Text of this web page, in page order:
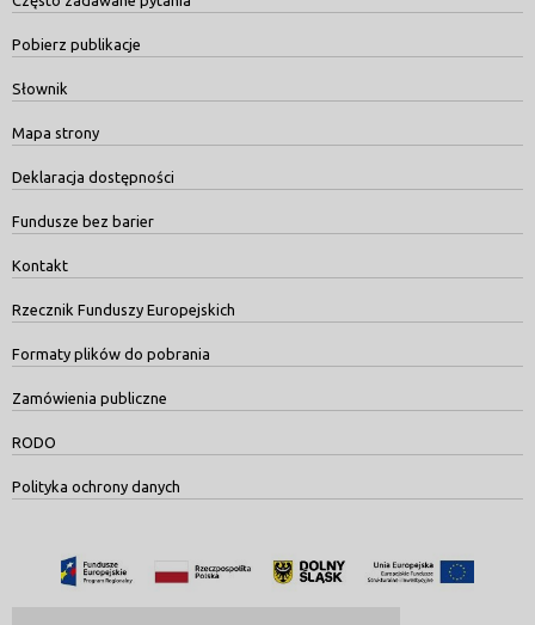
Pobierz publikacje
Słownik
Mapa strony
Deklaracja dostępności
Fundusze bez barier
Kontakt
Rzecznik Funduszy Europejskich
Formaty plików do pobrania
Zamówienia publiczne
RODO
Polityka ochrony danych